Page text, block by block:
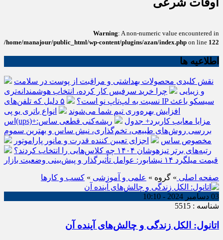
Warning: A non-numeric value encountered in
/home/manajour/public_html/wp-content/plugins/azan/index.php on line 122
اطلاعیه ها
نقش کلیدی محصولات بهداشتی و مراقبت از پوست در سلامت
و زیبایی
چرا خرید سرفیس کار کرده، انتخاب هوشمندانه‌تری
نسبت به لپ‌تاپ نو است؟
۵ دلیل که تلفن‌های IP سیسکو باعث
افزایش بهره‌وری تیم شما می‌شوند
انواع باتری یو پی
اس(ups)+مزایا معایب کاربرد+ جدول
ریشه‌کنی قطعی ساس:
بررسی روش‌های طبیعی، تخم‌گذاری، نیش ساس و بهترین سموم
مخصوص ساس
اجزای تعیین کننده قدرت و مانور پاراموتور
رتبه‌های برتر تیزهوشان ۱۴۰۴ چه کلاس‌هایی را انتخاب کردند؟
قیمت میلگرد ۱۴ نیشابور: عوامل تأثیرگذار و پیش‌بینی وضعیت بازار
صفحه اصلی » گروه » علمی و آموزشی » کسب و کارها
03 دسامبر 2024 - 10:10
شناسه : 5515
اتانول: الکل زندگی و چالش‌های آینده آن